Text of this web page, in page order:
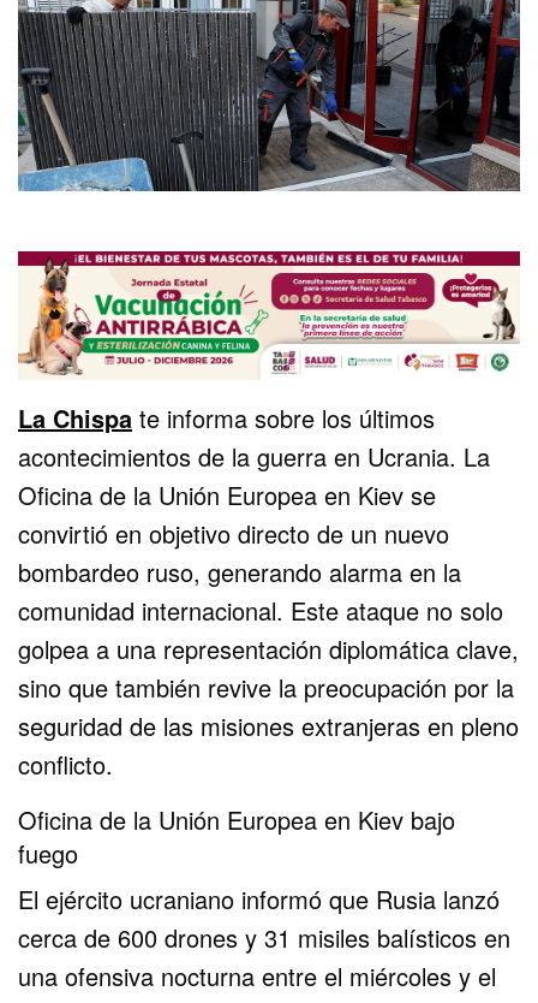
La Chispa te informa sobre los últimos
acontecimientos de la guerra en Ucrania. La
Oficina de la Unión Europea en Kiev se
convirtió en objetivo directo de un nuevo
bombardeo ruso, generando alarma en la
comunidad internacional. Este ataque no solo
golpea a una representación diplomática clave,
sino que también revive la preocupación por la
seguridad de las misiones extranjeras en pleno
conflicto.
Oficina de la Unión Europea en Kiev bajo
fuego
El ejército ucraniano informó que Rusia lanzó
cerca de 600 drones y 31 misiles balísticos en
una ofensiva nocturna entre el miércoles y el